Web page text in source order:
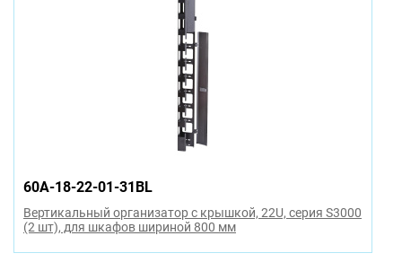
60A-18-22-01-31BL
Вертикальный организатор с крышкой, 22U, серия S3000
(2 шт), для шкафов шириной 800 мм